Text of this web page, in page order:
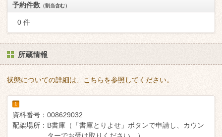
予約件数 （割当含む）
0 件
所蔵情報
状態についての詳細は、こちらを参照してください。
1
資料番号： 008629032
配架場所： B書庫（「書庫とりよせ」ボタンで申請し、カウン
ターでお受け取りください。）